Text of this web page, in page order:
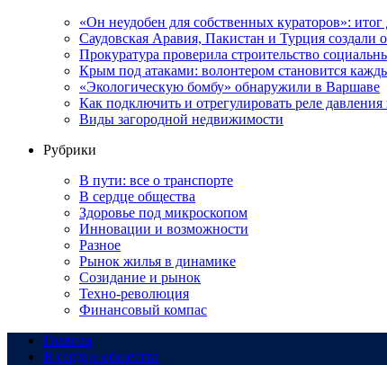
«Он неудобен для собственных кураторов»:
Саудовская Аравия, Пакистан и Турция создали
Прокуратура проверила строительство
Крым под атаками: волонтером становится
«Экологическую бомбу» обнаружили в Варшаве
Как подключить и отрегулировать реле
Виды загородной недвижимости
Рубрики
В пути: все о транспорте
В сердце общества
Здоровье под микроскопом
Инновации и возможности
Разное
Рынок жилья в динамике
Созидание и рынок
Техно-революция
Финансовый компас
Главная
В сердце общества